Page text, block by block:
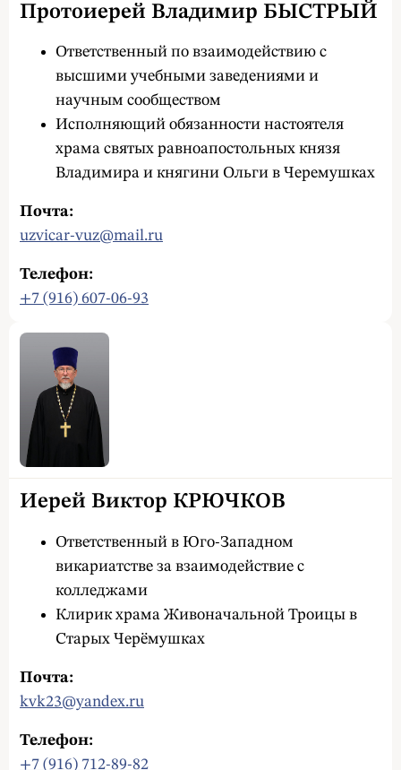
Протоиерей Владимир БЫСТРЫЙ
Ответственный по взаимодействию с
высшими учебными заведениями и
научным сообществом
Исполняющий обязанности настоятеля
храма святых равноапостольных князя
Владимира и княгини Ольги в Черемушках
Почта:
uzvicar-vuz@mail.ru
Телефон:
+7 (916) 607-06-93
Иерей Виктор КРЮЧКОВ
Ответственный в Юго-Западном
викариатстве за взаимодействие с
колледжами
Клирик храма Живоначальной Троицы в
Старых Черёмушках
Почта:
kvk23@yandex.ru
Телефон:
+7 (916) 712-89-82